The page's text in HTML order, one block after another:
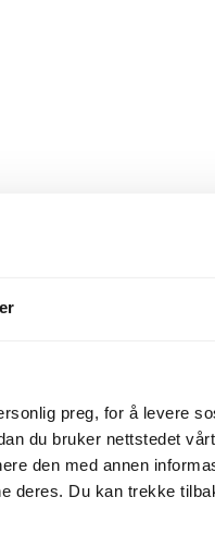
preg, for å levere
du bruker nettstedet
den med annen
deres. Du kan trekke